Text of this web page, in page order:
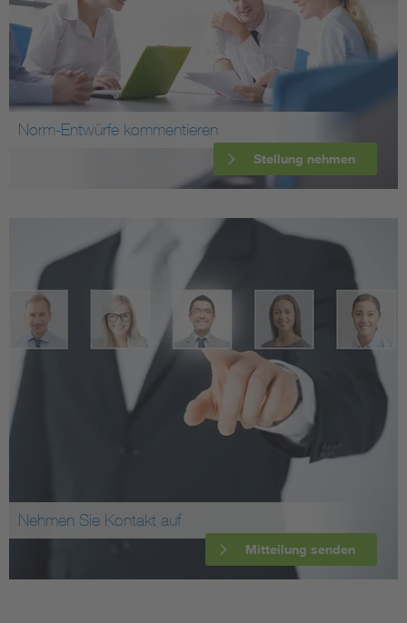
Norm-Entwürfe kommentieren
Stellung nehmen
Nehmen Sie Kontakt auf
Mitteilung senden